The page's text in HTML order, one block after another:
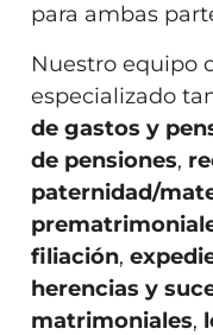
para ambas
Nuestro equipo
especializado
de gastos y
de pensiones,
paternidad/
filiación,
herencias y
matrimoniales,